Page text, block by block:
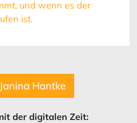
und wenn es der
ist.
Hantke
der digitalen Zeit: